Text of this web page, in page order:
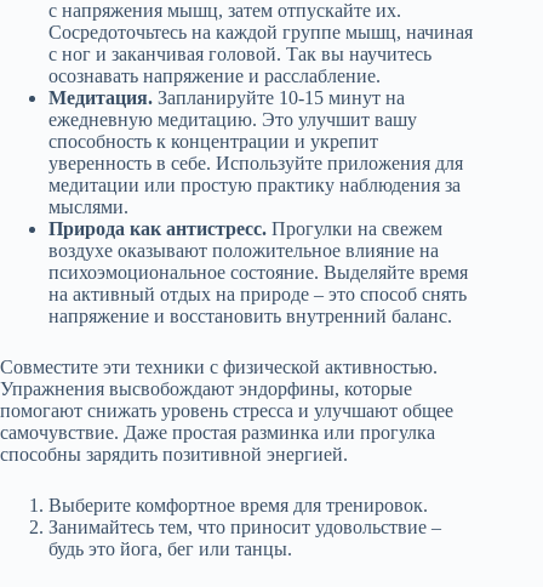
с напряжения мышц, затем отпускайте их.
Сосредоточьтесь на каждой группе мышц, начиная
с ног и заканчивая головой. Так вы научитесь
осознавать напряжение и расслабление.
Медитация. Запланируйте 10-15 минут на
ежедневную медитацию. Это улучшит вашу
способность к концентрации и укрепит
уверенность в себе. Используйте приложения для
медитации или простую практику наблюдения за
мыслями.
Природа как антистресс. Прогулки на свежем
воздухе оказывают положительное влияние на
психоэмоциональное состояние. Выделяйте время
на активный отдых на природе – это способ снять
напряжение и восстановить внутренний баланс.
Совместите эти техники с физической активностью.
Упражнения высвобождают эндорфины, которые
помогают снижать уровень стресса и улучшают общее
самочувствие. Даже простая разминка или прогулка
способны зарядить позитивной энергией.
Выберите комфортное время для тренировок.
Занимайтесь тем, что приносит удовольствие –
будь это йога, бег или танцы.